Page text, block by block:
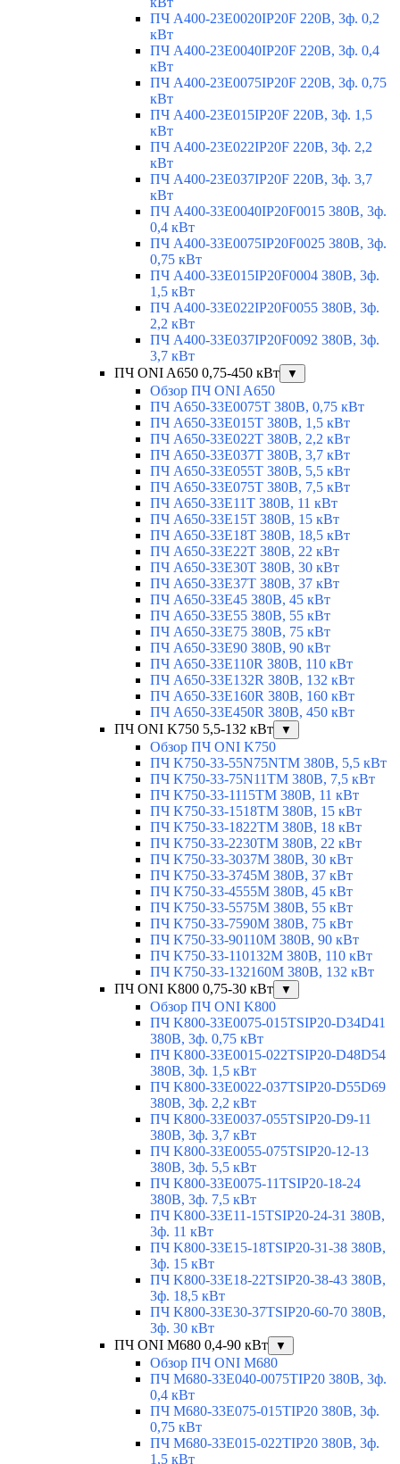
ПЧ A400-23E0020IP20F 220В, 3ф. 0,2
кВт
ПЧ A400-23E0040IP20F 220В, 3ф. 0,4
кВт
ПЧ A400-23E0075IP20F 220В, 3ф. 0,75
кВт
ПЧ A400-23E015IP20F 220В, 3ф. 1,5
кВт
ПЧ A400-23E022IP20F 220В, 3ф. 2,2
кВт
ПЧ A400-23E037IP20F 220В, 3ф. 3,7
кВт
ПЧ A400-33E0040IP20F0015 380В, 3ф.
0,4 кВт
ПЧ A400-33E0075IP20F0025 380В, 3ф.
0,75 кВт
ПЧ A400-33E015IP20F0004 380В, 3ф.
1,5 кВт
ПЧ A400-33E022IP20F0055 380В, 3ф.
2,2 кВт
ПЧ A400-33E037IP20F0092 380В, 3ф.
3,7 кВт
ПЧ ONI A650 0,75-450 кВт
▼
Обзор ПЧ ONI A650
ПЧ A650-33E0075T 380В, 0,75 кВт
ПЧ A650-33E015T 380В, 1,5 кВт
ПЧ A650-33E022T 380В, 2,2 кВт
ПЧ A650-33E037T 380В, 3,7 кВт
ПЧ A650-33E055T 380В, 5,5 кВт
ПЧ A650-33E075T 380В, 7,5 кВт
ПЧ A650-33E11T 380В, 11 кВт
ПЧ A650-33E15T 380В, 15 кВт
ПЧ A650-33E18T 380В, 18,5 кВт
ПЧ A650-33E22T 380В, 22 кВт
ПЧ A650-33E30T 380В, 30 кВт
ПЧ A650-33E37T 380В, 37 кВт
ПЧ A650-33E45 380В, 45 кВт
ПЧ A650-33E55 380В, 55 кВт
ПЧ A650-33E75 380В, 75 кВт
ПЧ A650-33E90 380В, 90 кВт
ПЧ A650-33E110R 380В, 110 кВт
ПЧ A650-33E132R 380В, 132 кВт
ПЧ A650-33E160R 380В, 160 кВт
ПЧ A650-33E450R 380В, 450 кВт
ПЧ ONI K750 5,5-132 кВт
▼
Обзор ПЧ ONI K750
ПЧ K750-33-55N75NTM 380В, 5,5 кВт
ПЧ K750-33-75N11TM 380В, 7,5 кВт
ПЧ K750-33-1115TM 380В, 11 кВт
ПЧ K750-33-1518TM 380В, 15 кВт
ПЧ K750-33-1822TM 380В, 18 кВт
ПЧ K750-33-2230TM 380В, 22 кВт
ПЧ K750-33-3037M 380В, 30 кВт
ПЧ K750-33-3745M 380В, 37 кВт
ПЧ K750-33-4555M 380В, 45 кВт
ПЧ K750-33-5575M 380В, 55 кВт
ПЧ K750-33-7590M 380В, 75 кВт
ПЧ K750-33-90110M 380В, 90 кВт
ПЧ K750-33-110132M 380В, 110 кВт
ПЧ K750-33-132160M 380В, 132 кВт
ПЧ ONI K800 0,75-30 кВт
▼
Обзор ПЧ ONI K800
ПЧ K800-33E0075-015TSIP20-D34D41
380В, 3ф. 0,75 кВт
ПЧ K800-33E0015-022TSIP20-D48D54
380В, 3ф. 1,5 кВт
ПЧ K800-33E0022-037TSIP20-D55D69
380В, 3ф. 2,2 кВт
ПЧ K800-33E0037-055TSIP20-D9-11
380В, 3ф. 3,7 кВт
ПЧ K800-33E0055-075TSIP20-12-13
380В, 3ф. 5,5 кВт
ПЧ K800-33E0075-11TSIP20-18-24
380В, 3ф. 7,5 кВт
ПЧ K800-33E11-15TSIP20-24-31 380В,
3ф. 11 кВт
ПЧ K800-33E15-18TSIP20-31-38 380В,
3ф. 15 кВт
ПЧ K800-33E18-22TSIP20-38-43 380В,
3ф. 18,5 кВт
ПЧ K800-33E30-37TSIP20-60-70 380В,
3ф. 30 кВт
ПЧ ONI M680 0,4-90 кВт
▼
Обзор ПЧ ONI M680
ПЧ M680-33E040-0075TIP20 380В, 3ф.
0,4 кВт
ПЧ M680-33E075-015TIP20 380В, 3ф.
0,75 кВт
ПЧ M680-33E015-022TIP20 380В, 3ф.
1,5 кВт